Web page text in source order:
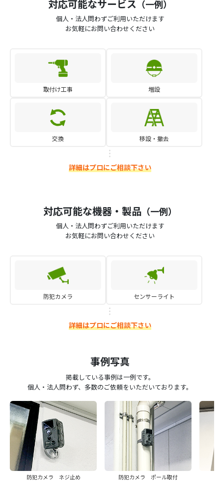
対応可能なサービス （一例）
個人・法人問わずご利用いただけます
お気軽にお問い合わせください
取付け工事 増設
交換 移設・撤去
詳細はプロにご相談下さい
対応可能な機器・製品 （一例）
個人・法人問わずご利用いただけます
お気軽にお問い合わせください
防犯カメラ センサーライト
詳細はプロにご相談下さい
事例写真
掲載している事例は一例です。
個人・法人問わず、多数のご依頼をいただいております。
防犯カメラ ネジ止め 防犯カメラ ポール取付